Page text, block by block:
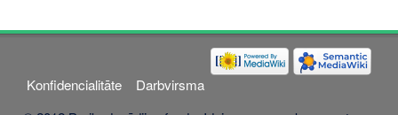
Konfidencialitāte
Darbvirsma